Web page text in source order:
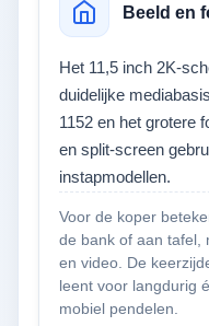
Beeld en
Het 11,5 inch 2K-
duidelijke
1152 en het grotere
en split-screen
instapmodellen.
Voor de koper
de bank of aan tafel,
en video. De
leent voor langdurig
mobiel pendelen.